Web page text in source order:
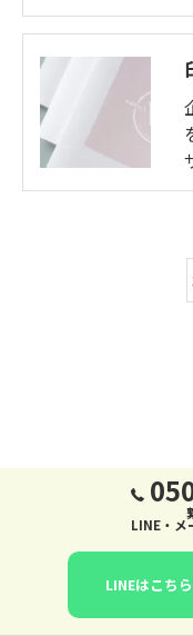
LINE・メ
LINEはこちら